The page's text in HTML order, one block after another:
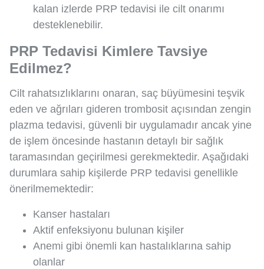
kalan izlerde PRP tedavisi ile cilt onarımı
desteklenebilir.
PRP Tedavisi Kimlere Tavsiye
Edilmez?
Cilt rahatsızlıklarını onaran, saç büyümesini teşvik
eden ve ağrıları gideren trombosit açısından zengin
plazma tedavisi, güvenli bir uygulamadır ancak yine
de işlem öncesinde hastanın detaylı bir sağlık
taramasından geçirilmesi gerekmektedir. Aşağıdaki
durumlara sahip kişilerde PRP tedavisi genellikle
önerilmemektedir:
Kanser hastaları
Aktif enfeksiyonu bulunan kişiler
Anemi gibi önemli kan hastalıklarına sahip
olanlar